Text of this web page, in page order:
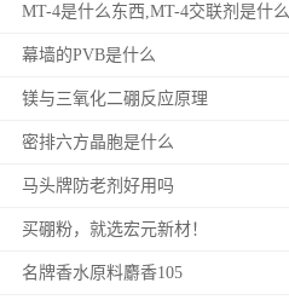
MT-4是什么东西,MT-4交联剂是什么
幕墙的PVB是什么
镁与三氧化二硼反应原理
密排六方晶胞是什么
马头牌防老剂好用吗
买硼粉，就选宏元新材！
名牌香水原料麝香105